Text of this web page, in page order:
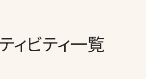
ィビティ一覧